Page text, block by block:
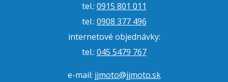
tel.: 0915 801 011
tel.: 0908 377 496
internetové objednávky:
tel.: 045 5479 767
e-mail: jjmoto@jjmoto.sk